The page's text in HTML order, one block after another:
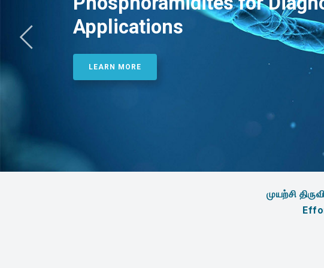
Applications
LEARN MORE
முயற்சி